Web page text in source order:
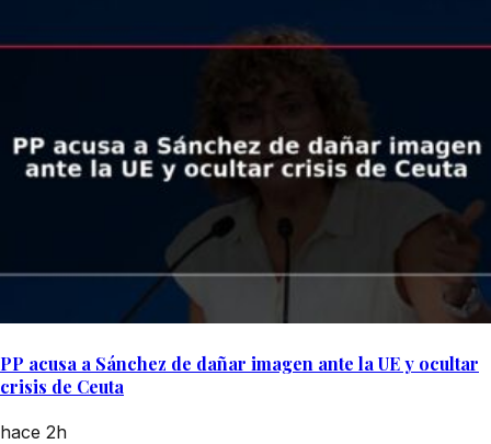
PP acusa a Sánchez de dañar imagen ante la UE y ocultar
crisis de Ceuta
hace 2h